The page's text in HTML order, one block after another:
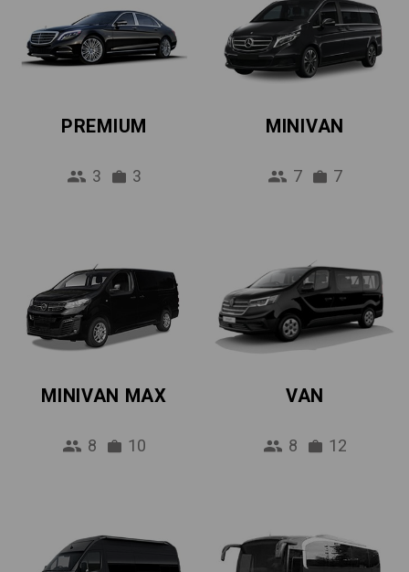
PREMIUM
3 3
MINIVAN
7 7
MINIVAN MAX
8 10
VAN
8 12